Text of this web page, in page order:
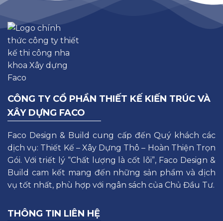
CÔNG TY CỔ PHẦN THIẾT KẾ KIẾN TRÚC VÀ
XÂY DỰNG FACO
Faco Design & Build cung cấp đến Quý khách các
dịch vụ: Thiết Kế – Xây Dựng Thô – Hoàn Thiện Trọn
Gói. Với triết lý “Chất lượng là cốt lõi”, Faco Design &
Build cam kết mang đến những sản phẩm và dịch
vụ tốt nhất, phù hợp với ngân sách của Chủ Đầu Tư.
THÔNG TIN LIÊN HỆ